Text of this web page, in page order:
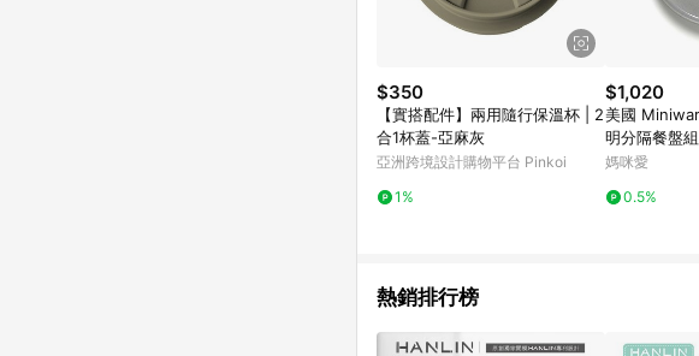
$350
【實搭配件】兩用隨行保溫杯 | 2
合1杯蓋-亞麻灰
亞洲跨境設計購物平台 Pinkoi
1%
$1,020
美國
明分隔餐盤
靜海藍
媽咪愛
0.5%
熱銷排行榜